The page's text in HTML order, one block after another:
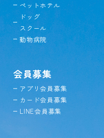
ペットホテル
ドッグ
スクール
動物病院
会員募集
アプリ会員募集
カード会員募集
LINE会員募集